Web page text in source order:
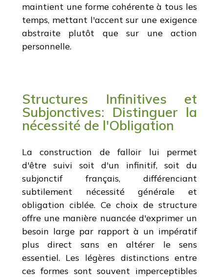
maintient une forme cohérente à tous les
temps, mettant l'accent sur une exigence
abstraite plutôt que sur une action
personnelle.
Structures Infinitives et
Subjonctives: Distinguer la
nécessité de l'Obligation
La construction de falloir lui permet
d'être suivi soit d'un infinitif, soit du
subjonctif français, différenciant
subtilement nécessité générale et
obligation ciblée. Ce choix de structure
offre une manière nuancée d'exprimer un
besoin large par rapport à un impératif
plus direct sans en altérer le sens
essentiel. Les légères distinctions entre
ces formes sont souvent imperceptibles